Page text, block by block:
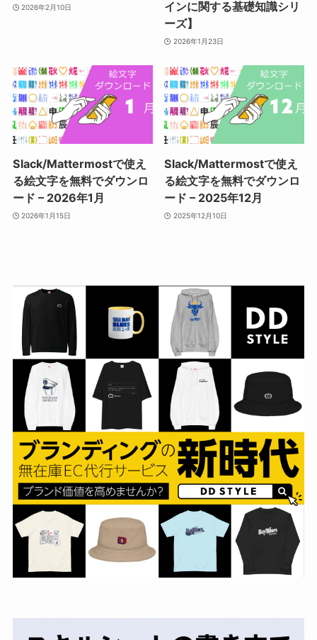
2026年2月10日
インに関する基礎知識シリ
ーズ】
2026年1月23日
Slack/Mattermostで使え
る絵文字を無料でダウンロ
ード – 2026年1月
2026年1月15日
Slack/Mattermostで使え
る絵文字を無料でダウンロ
ード – 2025年12月
2025年12月10日